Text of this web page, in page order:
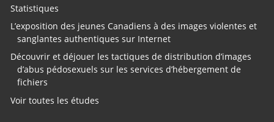
Statistiques
L’exposition des jeunes Canadiens à des images violentes et
sanglantes authentiques sur Internet
Découvrir et déjouer les tactiques de distribution d’images
d’abus pédosexuels sur les services d’hébergement de
fichiers
Voir toutes les études